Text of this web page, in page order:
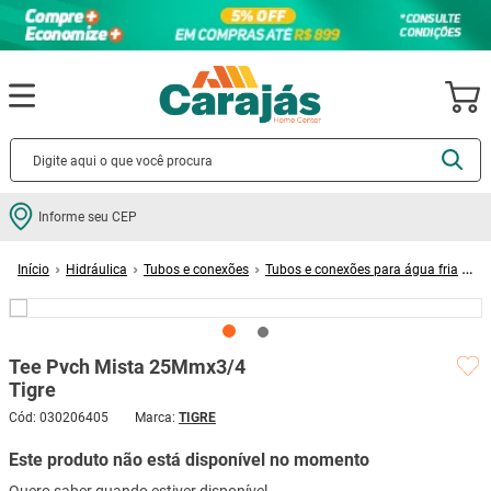
Informe seu CEP
Hidráulica Tubos e conexões
Tubos e conexões para água fria
Tee Pvch Mista 25Mmx3/4
Tigre
Avalie agora!
Este produto não está disponível no momento
Termos mais buscados
2º porcelanato
6º vaso sanitário
cadeira